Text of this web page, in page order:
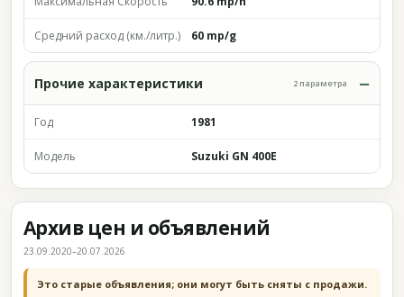
Средний расход (км./литр.) 60 mp/g
Прочие характеристики 2 параметра
Год 1981
Модель Suzuki GN 400E
Архив цен и объявлений
23.09.2020–20.07.2026
Это старые объявления; они могут быть сняты с продажи.